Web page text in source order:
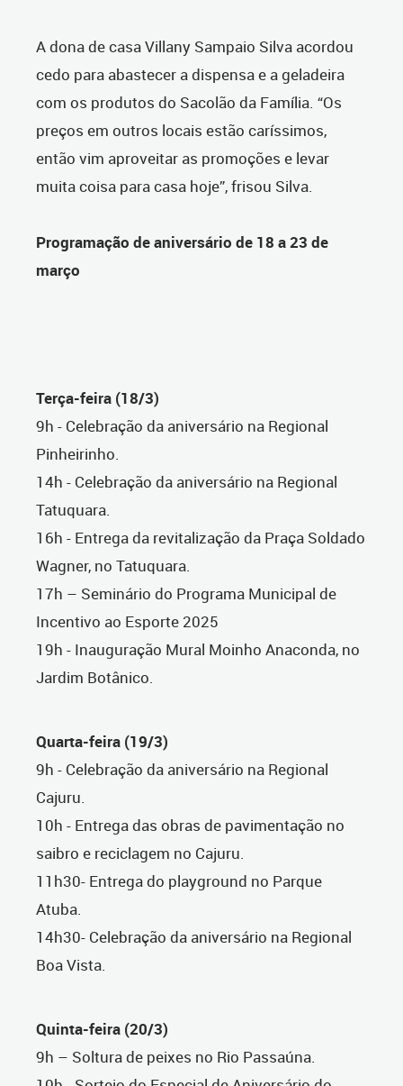
A dona de casa Villany Sampaio Silva acordou
cedo para abastecer a dispensa e a geladeira
com os produtos do Sacolão da Família. “Os
preços em outros locais estão caríssimos,
então vim aproveitar as promoções e levar
muita coisa para casa hoje”, frisou Silva.
Programação de aniversário de 18 a 23 de
março
Terça-feira (18/3)
9h - Celebração da aniversário na Regional
Pinheirinho.
14h - Celebração da aniversário na Regional
Tatuquara.
16h - Entrega da revitalização da Praça Soldado
Wagner, no Tatuquara.
17h – Seminário do Programa Municipal de
Incentivo ao Esporte 2025
19h - Inauguração Mural Moinho Anaconda, no
Jardim Botânico.
Quarta-feira (19/3)
9h - Celebração da aniversário na Regional
Cajuru.
10h - Entrega das obras de pavimentação no
saibro e reciclagem no Cajuru.
11h30- Entrega do playground no Parque
Atuba.
14h30- Celebração da aniversário na Regional
Boa Vista.
Quinta-feira (20/3)
9h – Soltura de peixes no Rio Passaúna.